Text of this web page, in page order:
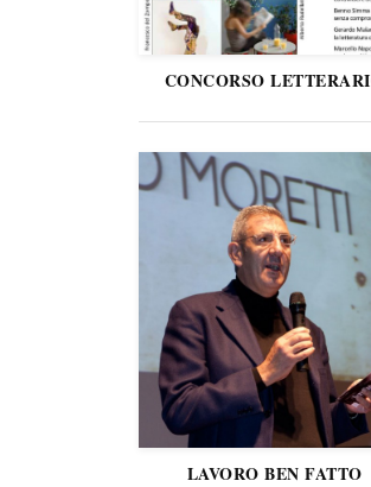
CONCORSO
LAVORO BEN FATTO